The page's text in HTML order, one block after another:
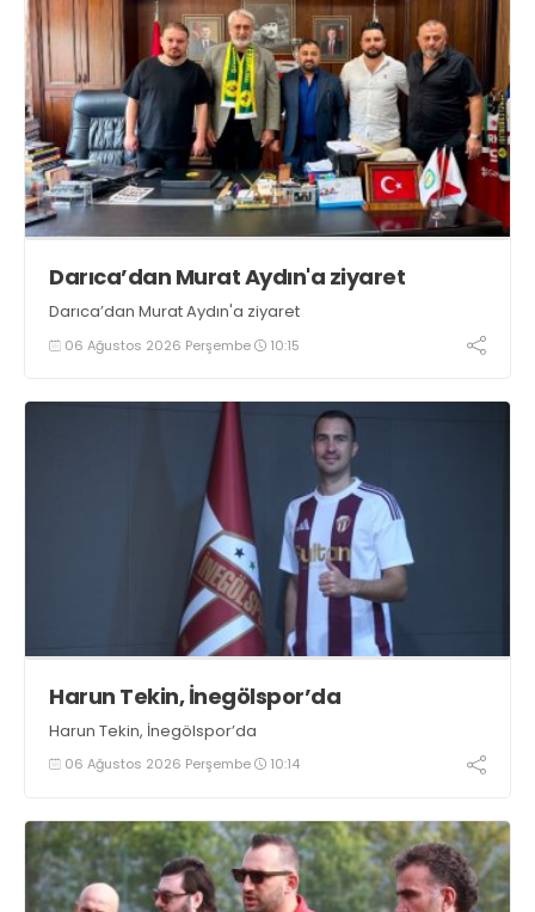
Darıca’dan Murat Aydın'a ziyaret
Darıca’dan Murat Aydın'a ziyaret
06 Ağustos 2026 Perşembe 10:15
Harun Tekin, İnegölspor’da
Harun Tekin, İnegölspor’da
06 Ağustos 2026 Perşembe 10:14